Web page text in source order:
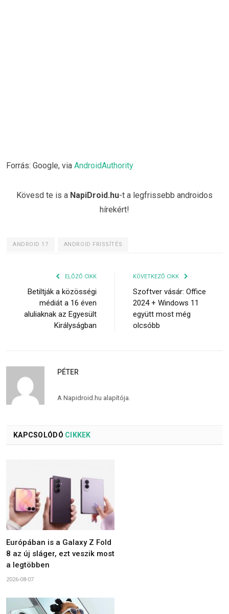
Forrás: Google, via AndroidAuthority
Kövesd te is a NapiDroid.hu-t a legfrissebb androidos
hírekért!
ANDROID 17 ANDROID FRISSÍTÉS
ELŐZŐ CIKK
Betiltják a közösségi
médiát a 16 éven
aluliaknak az Egyesült
Királyságban
KÖVETKEZŐ CIKK
Szoftver vásár: Office
2024 + Windows 11
együtt most még
olcsóbb
PÉTER
A Napidroid.hu alapítója.
KAPCSOLÓDÓ CIKKEK
Európában is a Galaxy Z Fold
8 az új sláger, ezt veszik most
a legtöbben
2026-08-07